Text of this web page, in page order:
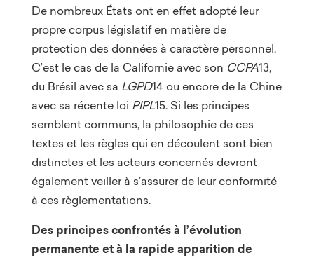
De nombreux États ont en effet adopté leur
propre corpus législatif en matière de
protection des données à caractère personnel.
C’est le cas de la Californie avec son CCPA13,
du Brésil avec sa LGPD14 ou encore de la Chine
avec sa récente loi PIPL15. Si les principes
semblent communs, la philosophie de ces
textes et les règles qui en découlent sont bien
distinctes et les acteurs concernés devront
également veiller à s’assurer de leur conformité
à ces règlementations.
Des principes confrontés à l’évolution
permanente et à la rapide apparition de